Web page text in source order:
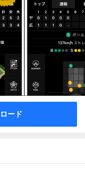
ード